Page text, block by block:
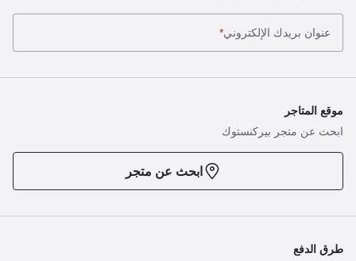
عنوان بريدك الإلكتروني*
موقع المتاجر
ابحث عن متجر بيركنستوك
ابحث عن متجر
طرق الدفع